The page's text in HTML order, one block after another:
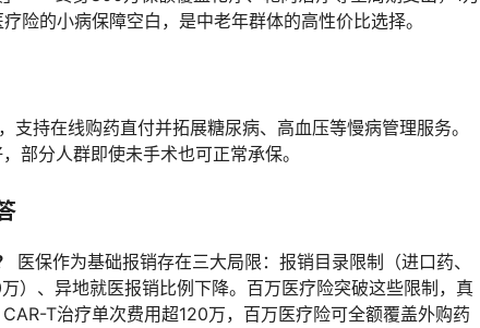
险的小病保障空白，是中老年群体的高性价比选择。
持在线购药直付并拓展糖尿病、高血压等慢病管理服务。
部分人群即使未手术也可正常承保。
医保作为基础报销存在三大局限：报销目录限制（进口药、
）、异地就医报销比例下降。百万医疗险突破这些限制，真
T治疗单次费用超120万，百万医疗险可全额覆盖外购药